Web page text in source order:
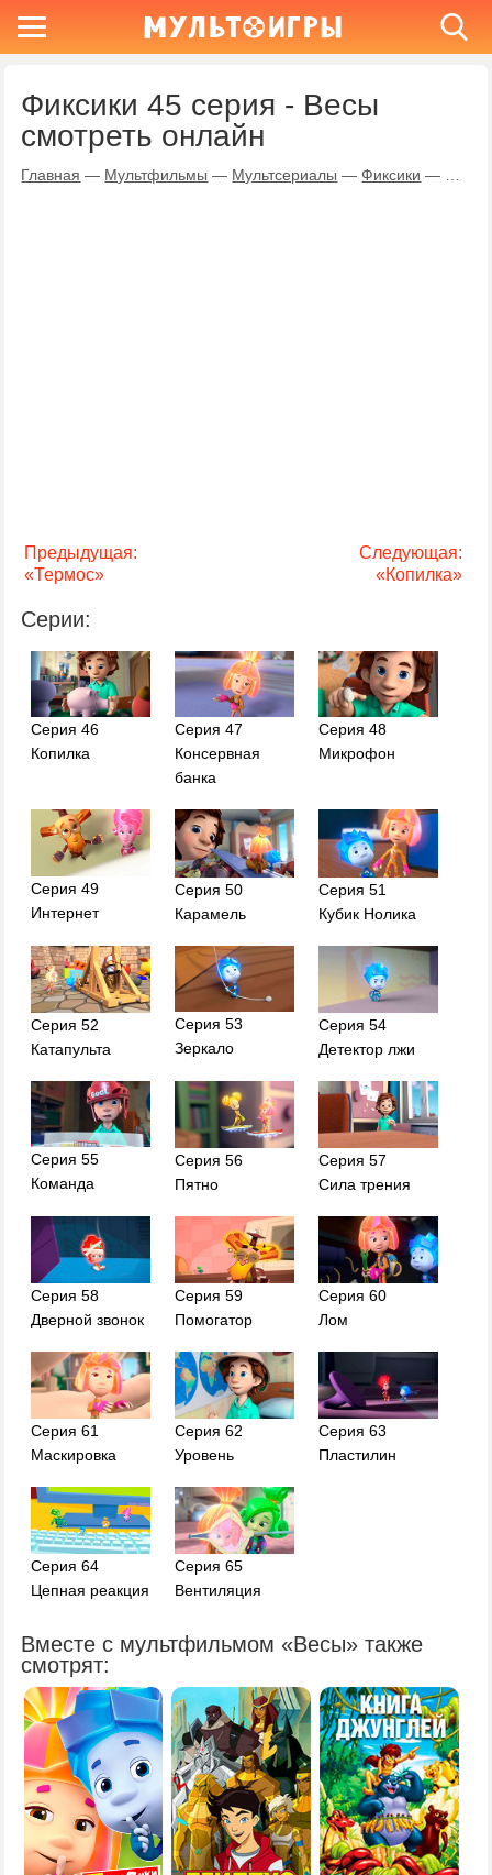
Фиксики 45 серия - Весы
смотреть онлайн
Главная — Мультфильмы — Мультсериалы — Фиксики —
Предыдущая:
«Термос»
Следующая:
«Копилка»
Серии:
Серия 46
Копилка
Серия 47
Консервная
банка
Серия 48
Микрофон
Серия 49
Интернет
Серия 50
Карамель
Серия 51
Кубик Нолика
Серия 52
Катапульта
Серия 53
Зеркало
Серия 54
Детектор лжи
Серия 55
Команда
Серия 56
Пятно
Серия 57
Сила трения
Серия 58
Дверной звонок
Серия 59
Помогатор
Серия 60
Лом
Серия 61
Маскировка
Серия 62
Уровень
Серия 63
Пластилин
Серия 64
Цепная реакция
Серия 65
Вентиляция
Вместе с мультфильмом «Весы» также
смотрят: